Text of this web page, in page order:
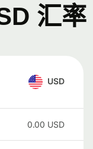
汇率
USD
0.00 USD